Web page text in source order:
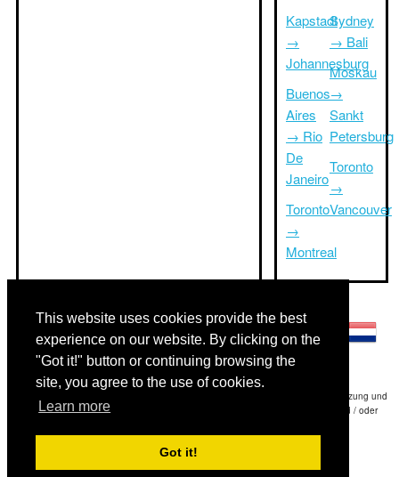
This website uses cookies provide the best
experience on our website. By clicking on the
"Got it!" button or continuing browsing the
site, you agree to the use of cookies.
Learn more
Got it!
Kapstadt
→
Johannesburg
Buenos
Aires
→ Rio
De
Janeiro
Toronto
→
Montreal
Sydney
→ Bali
Moskau
→
Sankt
Petersburg
Toronto
→
Vancouver
Haftungsausschluss: Die Informationen auf dieser Website ist unsere beste Schätzung und
für nur Ihre Referenz.Triptimeto.com haftet nicht für jede Reise Verzögerung und / oder